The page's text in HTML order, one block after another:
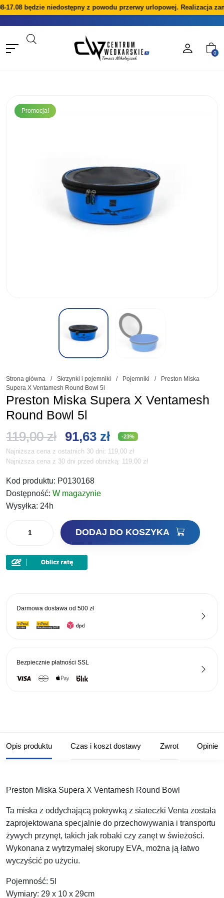
będzie niedostępny z powodu przerwy urlopowej. Realizacja
0
Promocja!
Strona główna / Skrzynki i pojemniki / Pojemniki /
Preston Miska
Supera X Ventamesh Round Bowl 5l
Preston Miska Supera X Ventamesh
Round Bowl 5l
119,00zł Pierwotna
cena
wynosiła:
119,00 zł.
91,63 złAktualna
cena
-23%
Najniższa cena z ostatnich 30 dni: 119,00 zł
Najniższa cena z 30 dni przed obniżką: 119,00 zł
Kod produktu: P0130168
Dostępność: W magazynie
Wysyłka: 24h
Preston
Supera
Bowl
DODAJ DO KOSZYKA
Darmowa dostawa od 500 zł
Bezpiecznie płatności SSL
Opis produktu Czas i koszt dostawy Zwrot Opinie
Preston Miska Supera X Ventamesh Round Bowl
Ta miska z oddychającą pokrywką z siateczki Venta została
zaprojektowana specjalnie do przechowywania i transportu
żywych przynęt, takich jak robaki czy zanęt w świeżości.
Wykonana z wytrzymałej skorupy EVA, można ją łatwo
wyczyścić po użyciu.
Pojemność: 5l
Wymiary: 29 x 10 x 29cm